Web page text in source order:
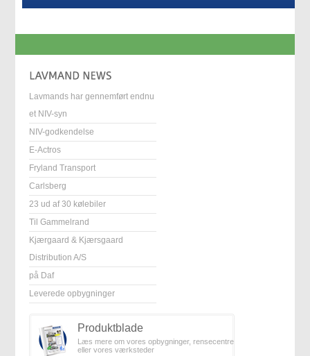
Lavmands har gennemført endnu
et NIV-syn
NIV-godkendelse
E-Actros
Fryland Transport
Carlsberg
23 ud af 30 kølebiler
Til Gammelrand
Kjærgaard & Kjærsgaard
Distribution A/S
på Daf
Leverede opbygninger
Produktblade
Læs mere om vores opbygninger, rensecentre
eller vores værksteder